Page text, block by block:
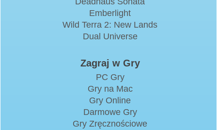
Emberlight
Wild Terra 2: New Lands
Dual Universe
Zagraj w Gry
PC Gry
Gry na Mac
Gry Online
Darmowe Gry
Gry Zręcznościowe